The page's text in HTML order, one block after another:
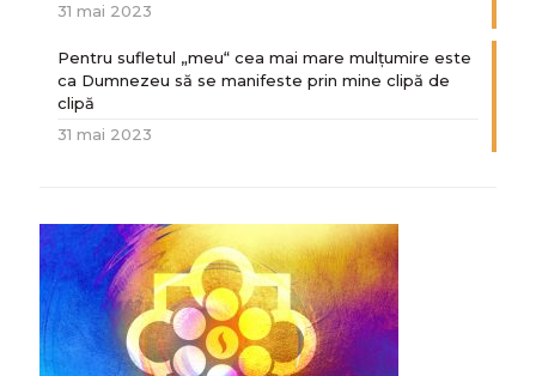
31 mai 2023
Pentru sufletul „meu“ cea mai mare mulțumire este
ca Dumnezeu să se manifeste prin mine clipă de
clipă
31 mai 2023